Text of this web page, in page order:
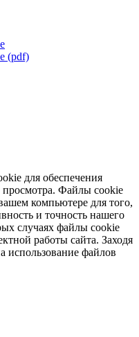
(pdf)
для обеспечения
просмотра. Файлы cookie
компьютере для того,
и точность нашего
случаях файлы cookie
работы сайта. Заходя
использование файлов